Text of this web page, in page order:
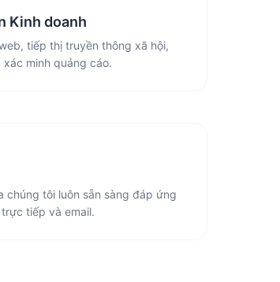
Kinh doanh
tiếp thị truyền thông xã hội,
minh quảng cáo.
tôi luôn sẵn sàng đáp ứng
tiếp và email.